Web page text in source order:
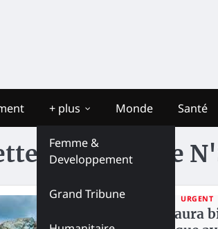
+ plus
Femme &
Developpement
Grand Tribune
Monde Santé
:Antoinette
ECONOMIE URGENT
La RDC